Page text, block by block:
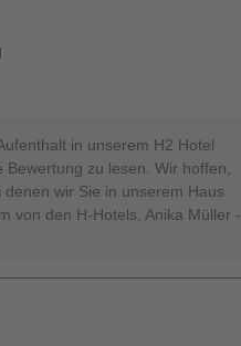
in unserem H2 Hotel
zu lesen. Wir hoffen,
wir Sie in unserem Haus
von den H-Hotels, Anika Müller -